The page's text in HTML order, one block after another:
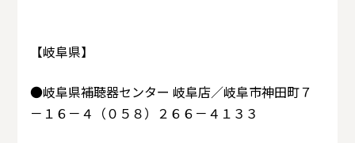
【岐阜県】
●岐阜県補聴器センター 岐阜店／岐阜市神田町７
－１６－４（０５８）２６６－４１３３